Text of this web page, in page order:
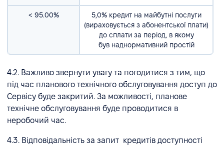
< 95.00%
5,0% кредит на майбутні послуги
(вираховується з абонентської плати)
до сплати за період, в якому
був наднормативний простій
4.2. Важливо звернути увагу та погодитися з тим, що
під час планового технічного обслуговування доступ до
Сервісу буде закритий. За можливості, планове
технічне обслуговування буде проводитися в
неробочий час.
4.3. Відповідальність за запит кредитів доступності